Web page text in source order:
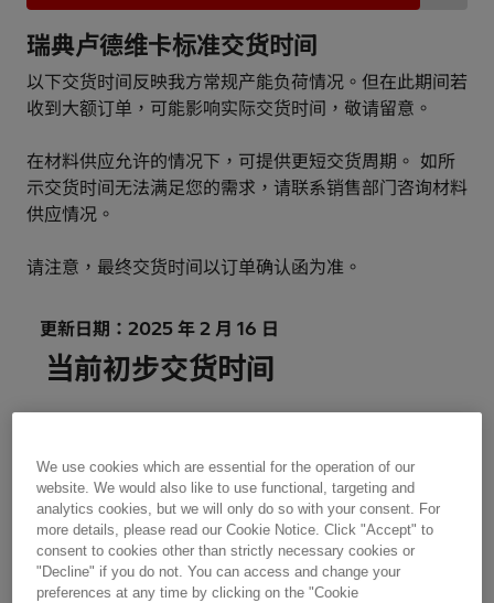
瑞典卢德维卡标准交货时间
以下交货时间反映我方常规产能负荷情况。但在此期间若
收到大额订单，可能影响实际交货时间，敬请留意。
在材料供应允许的情况下，可提供更短交货周期。 如所
示交货时间无法满足您的需求，请联系销售部门咨询材料
供应情况。
请注意，最终交货时间以订单确认函为准。
更新日期：2025 年 2 月 16 日
当前初步交货时间
分接开关
UB 18周（
UZ
We use cookies which are essential for the operation of our
website. We would also like to use functional, targeting and
analytics cookies, but we will only do so with your consent. For
more details, please read our Cookie Notice. Click "Accept" to
consent to cookies other than strictly necessary cookies or
"Decline" if you do not. You can access and change your
preferences at any time by clicking on the "Cookie